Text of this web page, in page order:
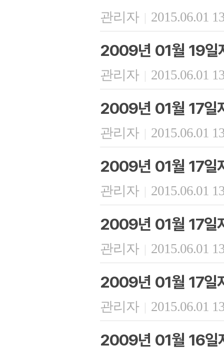
관리자 | 2015.06.01
2009년 01월 19일
관리자 | 2015.06.01
2009년 01월 17일
관리자 | 2015.06.01
2009년 01월 17일
관리자 | 2015.06.01
2009년 01월 17일
관리자 | 2015.06.01
2009년 01월 17일
관리자 | 2015.06.01
2009년 01월 16일